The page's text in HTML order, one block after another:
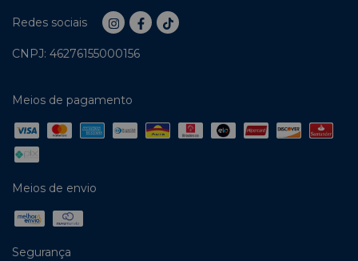
Redes sociais
CNPJ: 46276155000156
Meios de pagamento
Meios de envio
Segurança